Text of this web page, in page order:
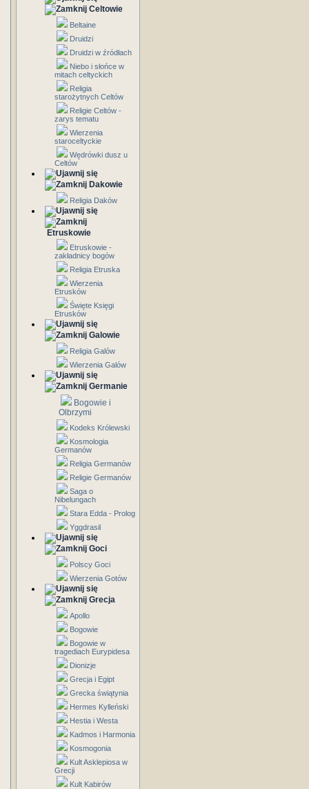
Celtowie
Beltaine
Druidzi
Druidzi w źródłach
Niebo i słońce w
mitach celtyckich
Religia
starożytnych Celtów
Religie Celtów -
zarys tematu
Wierzenia
staroceltyckie
Wędrówki dusz u
Celtów
Dakowie
Religia Daków
Etruskowie
Etruskowie -
zakładnicy bogów
Religia Etruska
Wierzenia
Etrusków
Święte Księgi
Etrusków
Galowie
Religia Galów
Wierzenia Galów
Germanie
Bogowie i
Olbrzymi
Kodeks Królewski
Kosmologia
Germanów
Religia Germanów
Religie Germanów
Saga o
Nibelungach
Stara Edda - Prolog
Yggdrasil
Goci
Polscy Goci
Wierzenia Gotów
Grecja
Apollo
Bogowie
Bogowie w
tragediach Eurypidesa
Dionizje
Grecja i Egipt
Grecka świątynia
Hermes Kylleński
Hestia i Westa
Kadmos i Harmonia
Kosmogonia
Kult Asklepiosa w
Grecji
Kult Kabirów